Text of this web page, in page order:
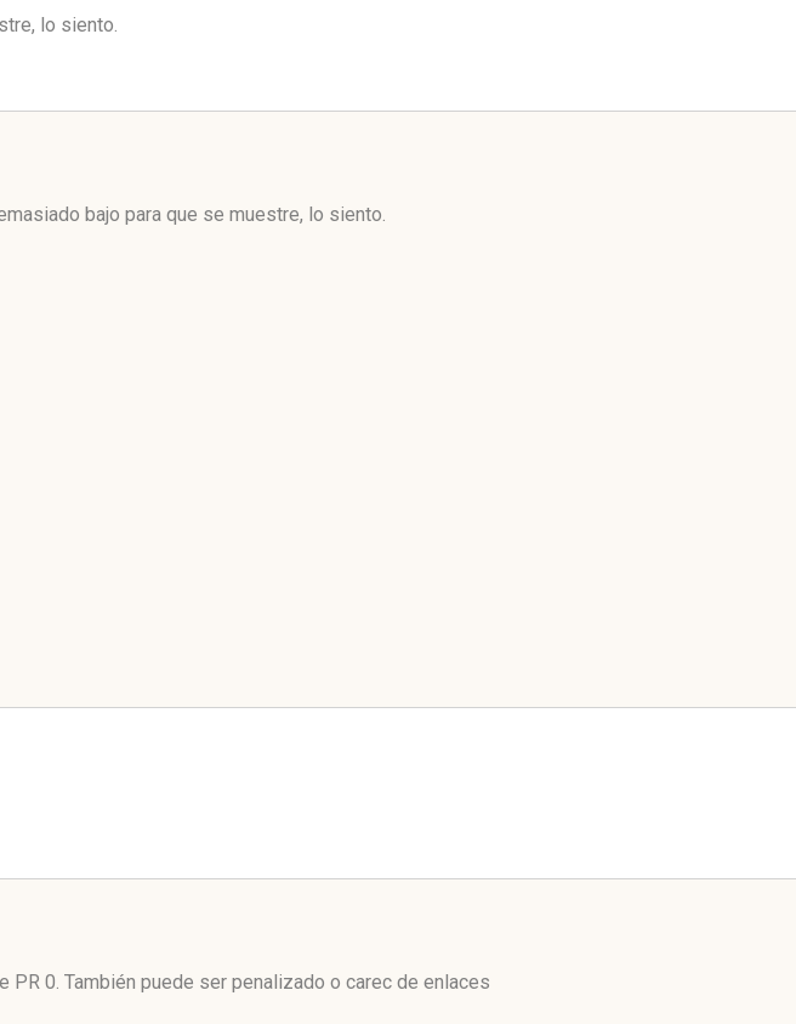
lo siento.
bajo para que se muestre, lo siento.
PR 0. También puede ser penalizado o carec de enlaces